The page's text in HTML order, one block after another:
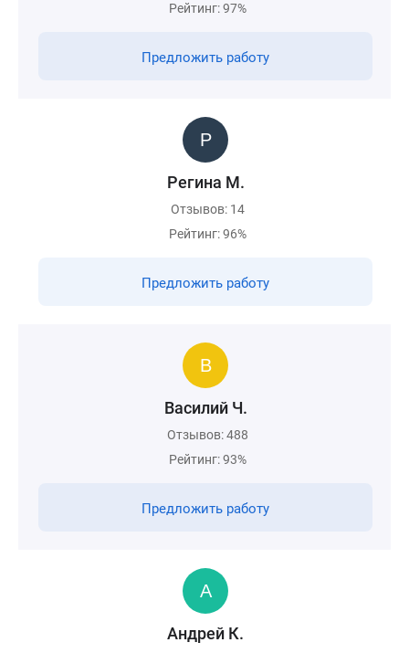
Рейтинг: 97%
Предложить работу
Регина М.
Отзывов: 14
Рейтинг: 96%
Предложить работу
Василий Ч.
Отзывов: 488
Рейтинг: 93%
Предложить работу
Андрей К.